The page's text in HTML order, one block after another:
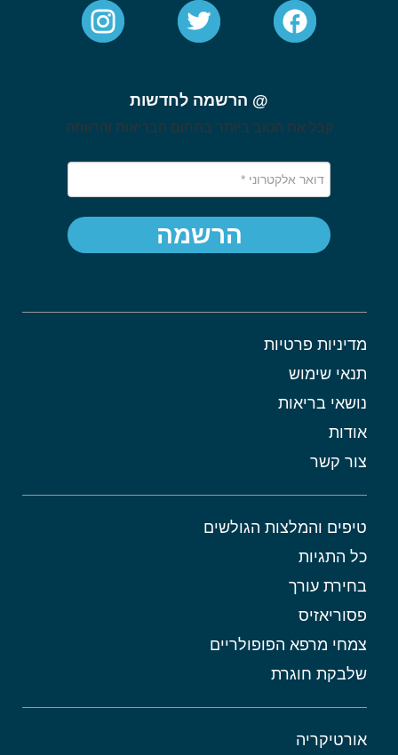
מדיניות פרטיות
תנאי שימוש
נושאי בריאות
אודות
צור קשר
טיפים והמלצות הגולשים
כל התגיות
בחירת עורך
פסוריאזיס
צמחי מרפא הפופולריים
שלבקת חוגרת
אורטיקריה
@ הרשמה לחדשות
קבל את הטוב ביותר בתחום הבריאות והרווחה
הרשמה